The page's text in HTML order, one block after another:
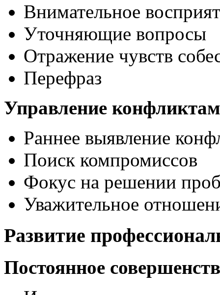
Внимательное
Уточняющие вопросы
Отражение чувств
Перефраз
Управление
Раннее выявление
Поиск компромиссов
Фокус на решении
Уважительное
Развитие
Постоянное